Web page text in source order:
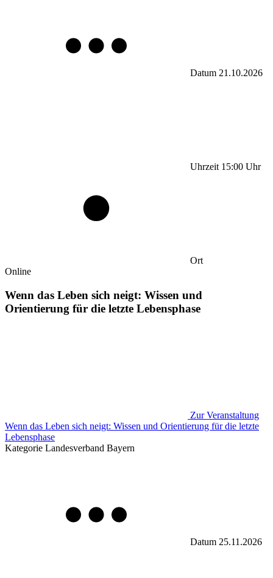
Datum 21.10.2026
Uhrzeit 15:00 Uhr
Ort
Online
Wenn das Leben sich neigt: Wissen und
Orientierung für die letzte Lebensphase
Zur Veranstaltung
Wenn das Leben sich neigt: Wissen und Orientierung für die letzte
Lebensphase
Kategorie Landesverband Bayern
Datum 25.11.2026